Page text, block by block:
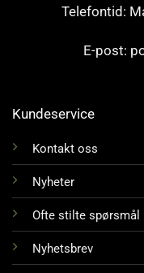
Telefontid:
E-post:
Kundeservice
Kontakt oss
Nyheter
Ofte stilte spørsmål
Nyhetsbrev